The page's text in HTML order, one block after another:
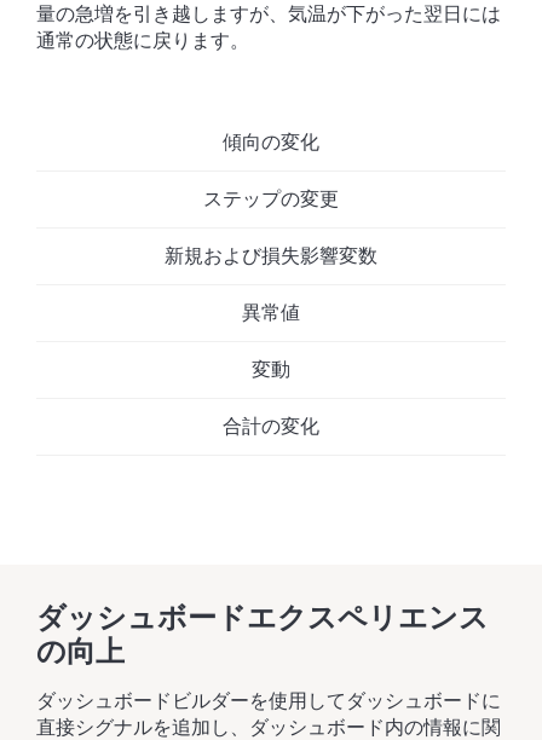
量の急増を引き越しますが、気温が下がった翌日には
通常の状態に戻ります。
傾向の変化
ステップの変更
新規および損失影響変数
異常値
変動
合計の変化
ダッシュボードエクスペリエンス
の向上
ダッシュボードビルダーを使用してダッシュボードに
直接シグナルを追加し、ダッシュボード内の情報に関